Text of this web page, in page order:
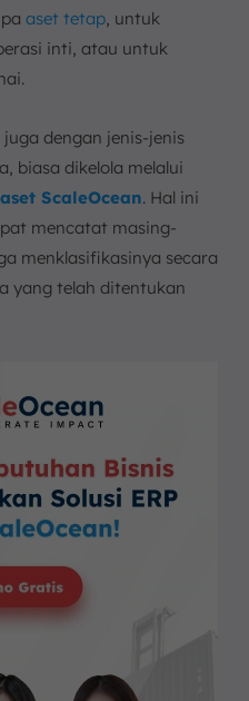
aset tetap , untuk
inti, atau untuk
dengan jenis-jenis
biasa dikelola melalui
ScaleOcean. Hal ini
mencatat masing-
menklasifikasinya secara
yang telah ditentukan